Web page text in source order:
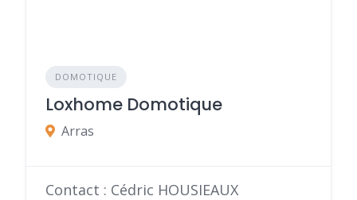
DOMOTIQUE
Loxhome Domotique
Arras
Contact : Cédric HOUSIEAUX